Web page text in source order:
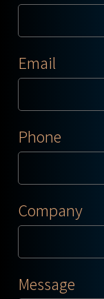
Email
Phone
Company
Message